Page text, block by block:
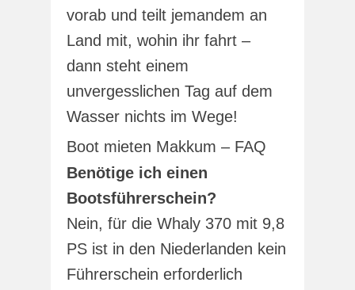
vorab und teilt jemandem an
Land mit, wohin ihr fahrt –
dann steht einem
unvergesslichen Tag auf dem
Wasser nichts im Wege!
Boot mieten Makkum – FAQ
Benötige ich einen
Bootsführerschein?
Nein, für die Whaly 370 mit 9,8
PS ist in den Niederlanden kein
Führerschein erforderlich